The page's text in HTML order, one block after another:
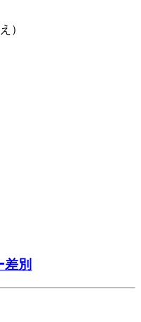
）
別